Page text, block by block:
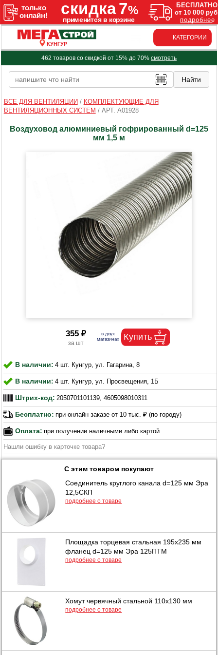
КУНГУР
КАТЕГОРИИ
462 товаров со скидкой от 15% до 70% смотреть
ВСЕ ДЛЯ ВЕНТИЛЯЦИИ / КОМПЛЕКТУЮЩИЕ ДЛЯ
ВЕНТИЛЯЦИОННЫХ СИСТЕМ / АРТ. A01928
Воздуховод алюминиевый гофрированный d=125
мм 1,5 м
355 ₽
В наличии: 4 шт. Кунгур, ул. Гагарина, 8
В наличии: 4 шт. Кунгур, ул. Просвещения, 1Б
Штрих-код: 2050701101139, 4605098010311
Бесплатно: при онлайн заказе от 10 тыс. ₽ (по городу)
Оплата: при получении наличными либо картой
Нашли ошибку в карточке товара?
С этим товаром покупают
Соединитель круглого канала d=125 мм Эра
12,5СКП
подробнее о товаре
Площадка торцевая стальная 195х235 мм
фланец d=125 мм Эра 125ПТМ
подробнее о товаре
Хомут червячный стальной 110х130 мм
подробнее о товаре